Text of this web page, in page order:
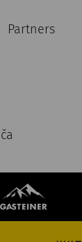
Partners